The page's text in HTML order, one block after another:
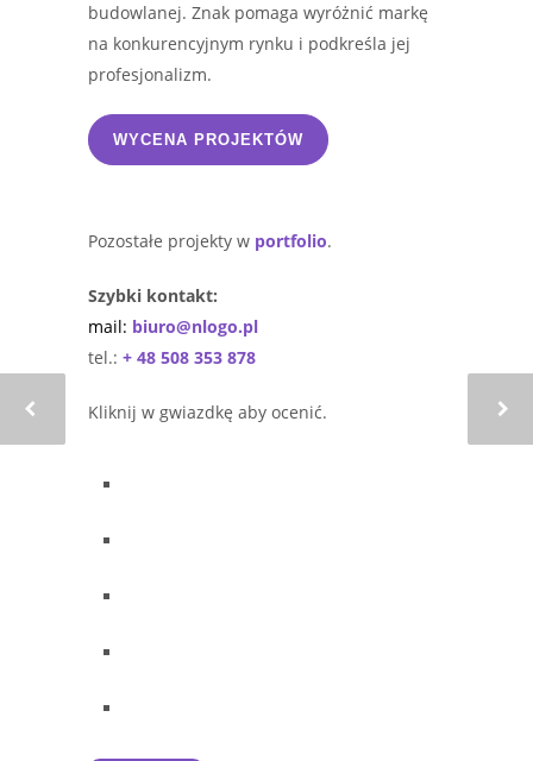
budowlanej. Znak pomaga wyróżnić markę
na konkurencyjnym rynku i podkreśla jej
profesjonalizm.
WYCENA PROJEKTÓW
Pozostałe projekty w portfolio.
Szybki kontakt:
mail: biuro@nlogo.pl
tel.: + 48 508 353 878
Kliknij w gwiazdkę aby ocenić.